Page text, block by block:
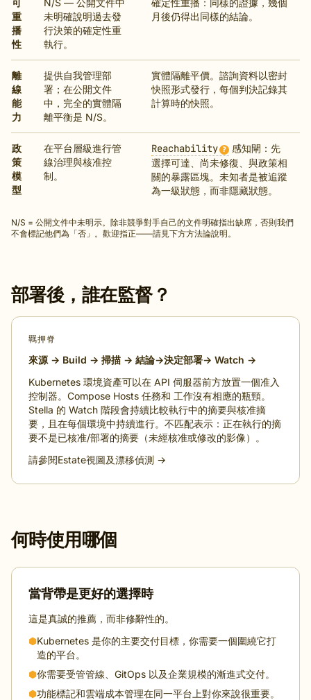
可
重
播
性
N/S — 公開文件中
未明確說明過去發
行決策的確定性重
執行。
確定性重播：同樣的證據，幾個
月後仍得出同樣的結論。
離
線
能
力
提供自我管理部
署；在公開文件
中，完全的實體隔
離平衡是 N/S。
實體隔離平價。諮詢資料以密封
快照形式發行，每個判決記錄其
計算時的快照。
政
策
模
型
在平台層級進行管
線治理與核准控
制。
Reachability ?
感知閘：先
選擇可達、尚未修復、與政策相
關的暴露區塊。未知者是被追蹤
為一級狀態，而非隱藏狀態。
N/S = 公開文件中未明示。除非競爭對手自己的文件明確指出缺席，否則我們
不會標記他們為「否」。歡迎指正——請見下方方法論說明。
部署後，誰在監督？
羈押脊
來源 → Build → 掃描 → 結論→決定部署→ Watch →
Kubernetes 環境資產可以在 API 伺服器前方放置一個准入
控制器。Compose Hosts 任務和 工作沒有相應的瓶頸。
Stella 的 Watch 階段會持續比較執行中的摘要與核准摘
要，且在每個環境中持續進行。不匹配表示：正在執行的摘
要不是已核准/部署的摘要（未經核准或修改的影像）。
請參閱Estate視圖及漂移偵測 →
何時使用哪個
當背帶是更好的選擇時
這是真誠的推薦，而非修辭性的。
⬢Kubernetes 是你的主要交付目標，你需要一個圍繞它打
造的平台。
⬢你需要受管管線、GitOps 以及企業規模的漸進式交付。
⬢功能標記和雲端成本管理在同一平台上對你來說很重要。